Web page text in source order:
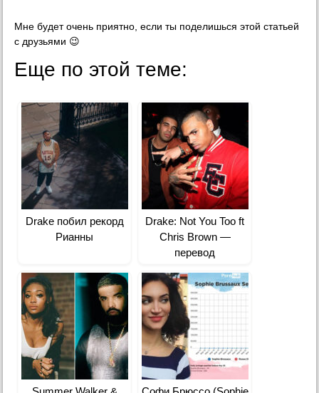
Мне будет очень приятно, если ты поделишься этой статьей
с друзьями 😉
Еще по этой теме:
Drake побил рекорд
Рианны
Drake: Not You Too ft
Chris Brown —
перевод